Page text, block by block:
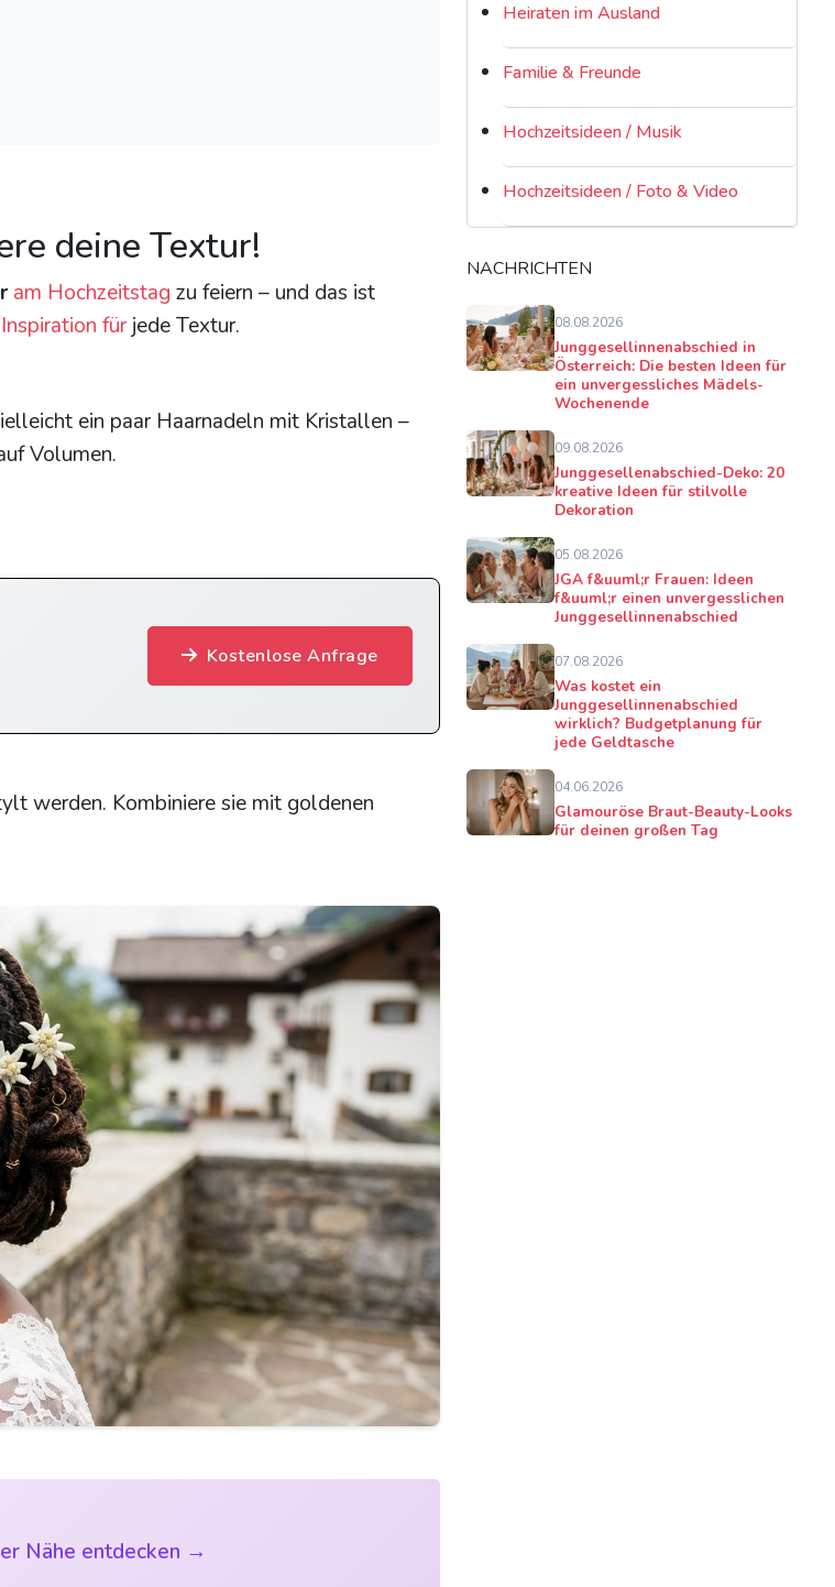
deine Textur!
am Hochzeitstag zu feiern – und das ist
Inspiration fürjede Textur.
ein paar Haarnadeln mit Kristallen –
Volumen.
Kostenlose Anfrage
werden. Kombiniere sie mit goldenen
Nähe entdecken →
Heiraten im Ausland
Familie & Freunde
Hochzeitsideen / Musik
Hochzeitsideen / Foto & Video
NACHRICHTEN
08.08.2026
Junggesellinnenabschied in
Österreich: Die besten Ideen für
ein unvergessliches Mädels-
Wochenende
09.08.2026
Junggesellenabschied-Deko: 20
kreative Ideen für stilvolle
Dekoration
05.08.2026
JGA f&uuml;r Frauen: Ideen
f&uuml;r einen unvergesslichen
Junggesellinnenabschied
07.08.2026
Was kostet ein
Junggesellinnenabschied
wirklich? Budgetplanung für
jede Geldtasche
04.06.2026
Glamouröse Braut-Beauty-Looks
für deinen großen Tag